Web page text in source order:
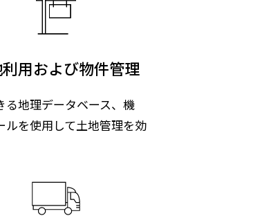
用および物件管理
る地理データベース、機
ルを使用して土地管理を効